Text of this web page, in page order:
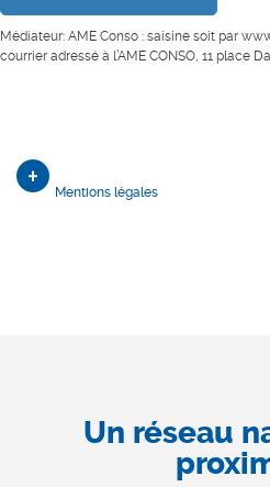
Médiateur: AME Conso : saisine soit par
courrier adressé à l’AME CONSO, 11 place
Mentions légales
Un réseau